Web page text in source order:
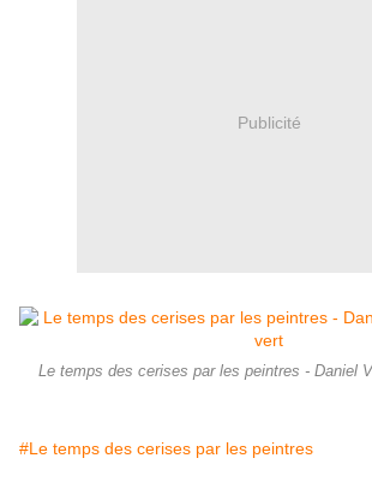
Publicité
Le temps des cerises par les peintres - Daniel
#Le temps des cerises par les peintres